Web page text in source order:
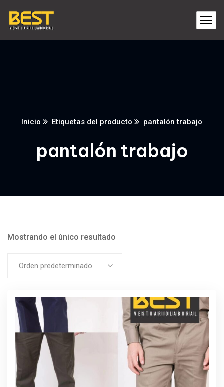
Inicio Etiquetas del producto pantalón trabajo
pantalón trabajo
Mostrando el único resultado
Orden predeterminado